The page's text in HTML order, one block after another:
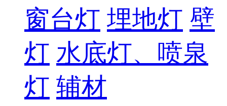
窗台灯 埋地灯 壁
灯 水底灯、喷泉
灯 辅材